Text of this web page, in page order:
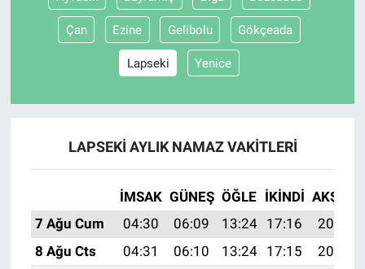
Çan Ezine Gelibolu Gökçeada
Lapseki Yenice
LAPSEKI AYLIK NAMAZ VAKITLERI
İMSAK GÜNEŞ ÖĞLE İKINDI AKŞAM
7 Ağu Cum
04:30 06:09 13:24 17:16
20:29
8 Ağu Cts
04:31 06:10 13:24 17:15
20:28
İlan
Kültür Sanat
Ne demişti
Nedir